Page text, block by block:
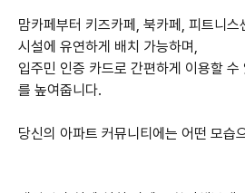
맘카페부터 키즈카페, 북카페, 피트니스
시설에 유연하게 배치 가능하며,
입주민 인증 카드로 간편하게 이용할
를 높여줍니다.
당신의 아파트 커뮤니티에는 어떤 모습